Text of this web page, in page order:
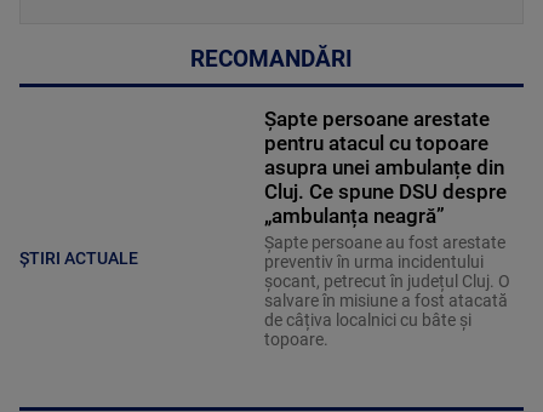
RECOMANDĂRI
ȘTIRI ACTUALE
Șapte persoane arestate
pentru atacul cu topoare
asupra unei ambulanțe din
Cluj. Ce spune DSU despre
„ambulanța neagră”
Șapte persoane au fost arestate
preventiv în urma incidentului
șocant, petrecut în județul Cluj. O
salvare în misiune a fost atacată
de câțiva localnici cu bâte și
topoare.